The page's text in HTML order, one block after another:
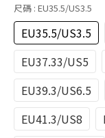
尺碼 : EU35.5/US3.5
EU35.5/US3.5
EU37.33/US5
EU39.3/US6.5
EU41.3/US8